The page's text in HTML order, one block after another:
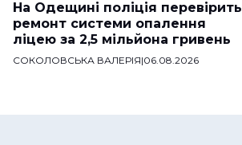
На Одещині поліція перевірить
ремонт системи опалення
ліцею за 2,5 мільйона гривень
СОКОЛОВСЬКА ВАЛЕРІЯ|06.08.2026